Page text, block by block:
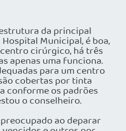
da principal
Municipal, é boa,
centro cirúrgico, há três
apenas uma funciona.
para um centro
cobertas por tinta
conforme os padrões
o conselheiro.
ao deparar